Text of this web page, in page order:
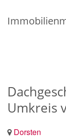
Umkreis
Dorsten